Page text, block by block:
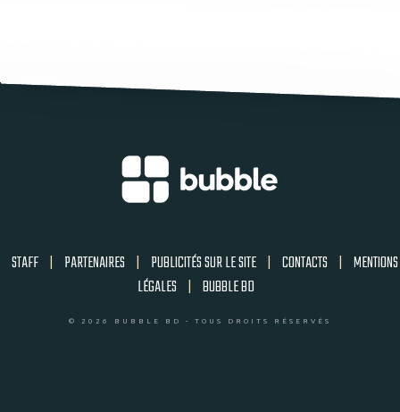
STAFF | PARTENAIRES | PUBLICITÉS SUR LE SITE | CONTACTS | MENTIONS
LÉGALES | BUBBLE BD
© 2026 BUBBLE BD - TOUS DROITS RÉSERVÉS